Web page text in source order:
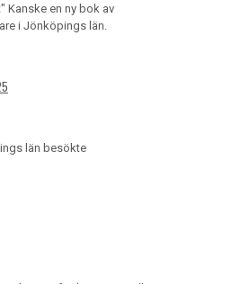
Kanske en ny bok av
i Jönköpings län.
län besökte